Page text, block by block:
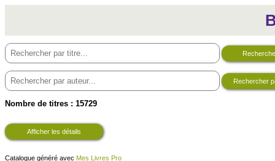
Rechercher
Nombre de titres : 15729
Afficher les détails
Catalogue généré avec Mes Livres Pro